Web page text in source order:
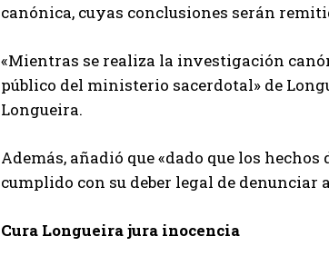
canónica, cuyas conclusiones serán
«Mientras se realiza la investigación
público del ministerio sacerdotal» de
Longueira.
Además, añadió que «dado que los
cumplido con su deber legal de denunciar
Cura Longueira jura inocencia